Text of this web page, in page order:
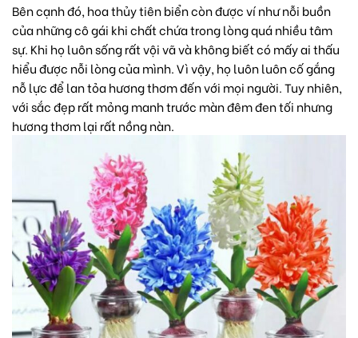
Bên cạnh đó, hoa thủy tiên biển còn được ví như nỗi buồn
của những cô gái khi chất chứa trong lòng quá nhiều tâm
sự. Khi họ luôn sống rất vội vã và không biết có mấy ai thấu
hiểu được nỗi lòng của mình. Vì vậy, họ luôn luôn cố gắng
nỗ lực để lan tỏa hương thơm đến với mọi người. Tuy nhiên,
với sắc đẹp rất mỏng manh trước màn đêm đen tối nhưng
hương thơm lại rất nồng nàn.